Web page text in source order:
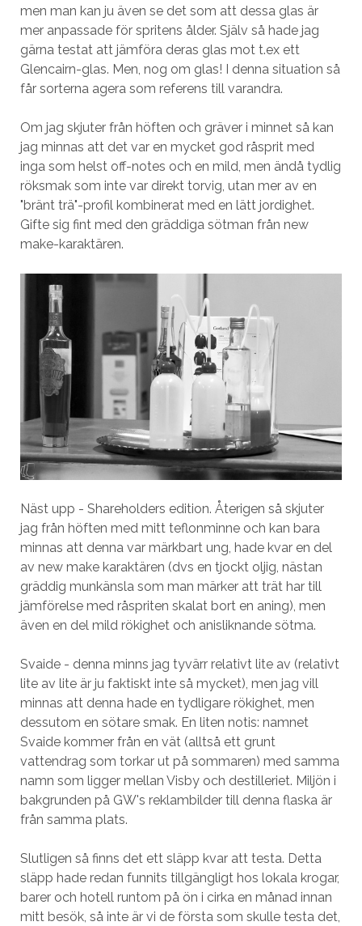
men man kan ju även se det som att dessa glas är
mer anpassade för spritens ålder. Själv så hade jag
gärna testat att jämföra deras glas mot t.ex ett
Glencairn-glas. Men, nog om glas! I denna situation så
får sorterna agera som referens till varandra.
Om jag skjuter från höften och gräver i minnet så kan
jag minnas att det var en mycket god råsprit med
inga som helst off-notes och en mild, men ändå tydlig
röksmak som inte var direkt torvig, utan mer av en
"bränt trä"-profil kombinerat med en lätt jordighet.
Gifte sig fint med den gräddiga sötman från new
make-karaktären.
Näst upp - Shareholders edition. Återigen så skjuter
jag från höften med mitt teflonminne och kan bara
minnas att denna var märkbart ung, hade kvar en del
av new make karaktären (dvs en tjockt oljig, nästan
gräddig munkänsla som man märker att trät har till
jämförelse med råspriten skalat bort en aning), men
även en del mild rökighet och anisliknande sötma.
Svaide - denna minns jag tyvärr relativt lite av (relativt
lite av lite är ju faktiskt inte så mycket), men jag vill
minnas att denna hade en tydligare rökighet, men
dessutom en sötare smak. En liten notis: namnet
Svaide kommer från en vät (alltså ett grunt
vattendrag som torkar ut på sommaren) med samma
namn som ligger mellan Visby och destilleriet. Miljön i
bakgrunden på GW's reklambilder till denna flaska är
från samma plats.
Slutligen så finns det ett släpp kvar att testa. Detta
släpp hade redan funnits tillgängligt hos lokala krogar,
barer och hotell runtom på ön i cirka en månad innan
mitt besök, så inte är vi de första som skulle testa det,